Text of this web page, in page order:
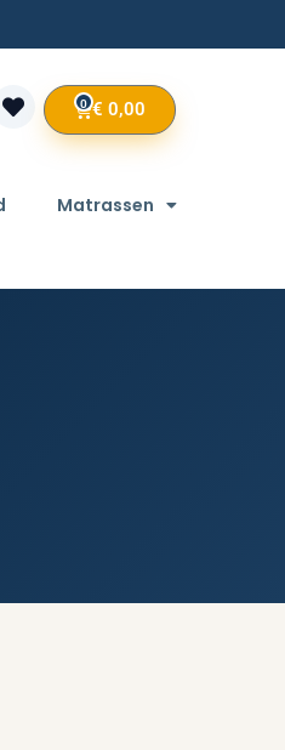
€ 0,00
0
Matrassen